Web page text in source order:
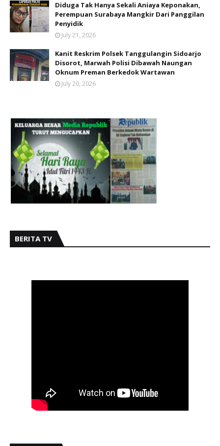
Diduga Tak Hanya Sekali Aniaya Keponakan,
Perempuan Surabaya Mangkir Dari Panggilan
Penyidik
July 21, 2026
Kanit Reskrim Polsek Tanggulangin Sidoarjo
Disorot, Marwah Polisi Dibawah Naungan
Oknum Preman Berkedok Wartawan
July 20, 2026
BERITA TV